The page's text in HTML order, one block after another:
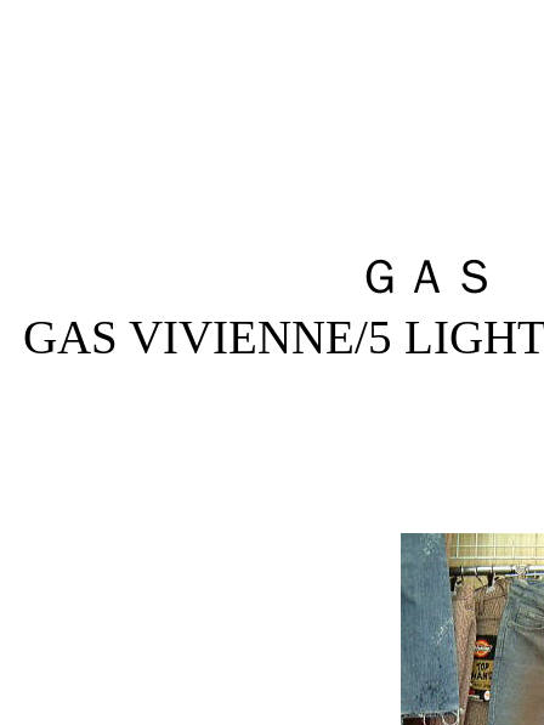
ＧＡＳ
GAS VIVIENNE/5